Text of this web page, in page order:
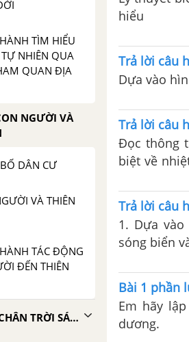
TÌM HIỂU
NHIÊN QUA
QUAN ĐỊA
NGƯỜI VÀ
DÂN CƯ
VÀ THIÊN
TÁC ĐỘNG
ĐẾN THIÊN
GIẢI LỊCH SỬ 6 CHÂN TRỜI SÁNG TẠO
hiểu
Trả lời câu
Dựa vào
Trả lời câu
Đọc thông
biệt về
Trả lời câu
1. Dựa
sóng biển
2. Đọc
18.4 và
Cho biết
Bài 1 phần
Em hãy
dương.